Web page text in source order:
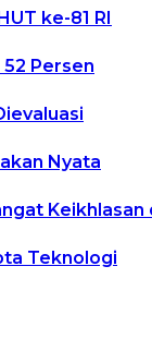
ke-81 RI
Persen
Nyata
Teknologi